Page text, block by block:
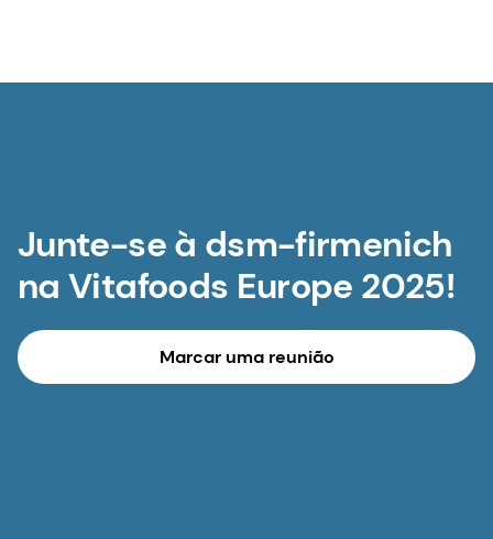
Junte-se à dsm-firmenich
na Vitafoods Europe 2025!
Marcar uma reunião